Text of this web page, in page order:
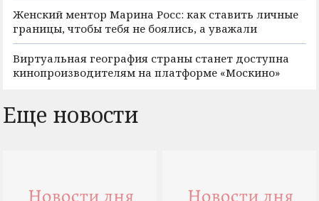
Женский ментор Марина Росс: как ставить личные
границы, чтобы тебя не боялись, а уважали
Виртуальная география страны станет доступна
кинопроизводителям на платформе «Москино»
Еще новости